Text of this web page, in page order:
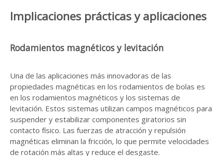
Implicaciones prácticas y aplicaciones
Rodamientos magnéticos y levitación
Una de las aplicaciones más innovadoras de las
propiedades magnéticas en los rodamientos de bolas es
en los rodamientos magnéticos y los sistemas de
levitación. Estos sistemas utilizan campos magnéticos para
suspender y estabilizar componentes giratorios sin
contacto físico. Las fuerzas de atracción y repulsión
magnéticas eliminan la fricción, lo que permite velocidades
de rotación más altas y reduce el desgaste.